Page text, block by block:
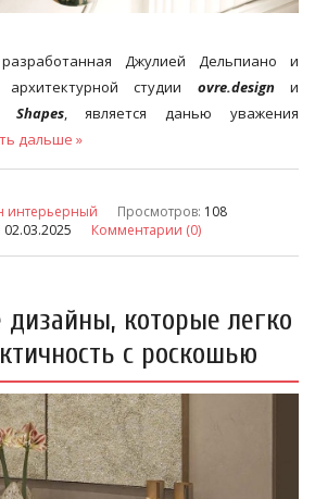
Джулией Дельпиано и
студии ovre.designи
Shapes, является данью уважения
дальше »
интерьерный Просмотров: 108
02.03.2025 Комментарии (0)
которые легко
с роскошью